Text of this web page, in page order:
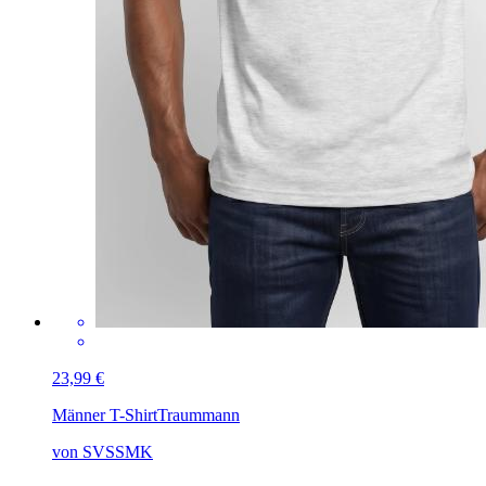
23,99 €
Männer T-ShirtTraummann
von SVSSMK